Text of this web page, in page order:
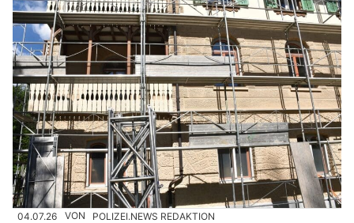
04.07.26 VON POLIZEI.NEWS REDAKTION